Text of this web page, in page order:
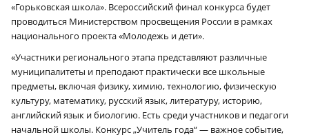
«Горьковская школа». Всероссийский финал конкурса будет
проводиться Министерством просвещения России в рамках
национального проекта «Молодежь и дети».
«Участники регионального этапа представляют различные
муниципалитеты и преподают практически все школьные
предметы, включая физику, химию, технологию, физическую
культуру, математику, русский язык, литературу, историю,
английский язык и биологию. Есть среди участников и педагоги
начальной школы. Конкурс „Учитель года“ — важное событие,